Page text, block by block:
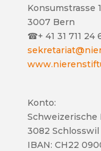
Konsumstrasse
3007 Bern
☎+ 41 31 711 24
Konto:
3082 Schlosswil
IBAN: CH22